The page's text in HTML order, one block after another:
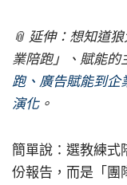
📎 延伸：想知道
業陪跑」、賦能
跑、廣告賦能到企
演化。
簡單說：選教練式
份報告，而是「團